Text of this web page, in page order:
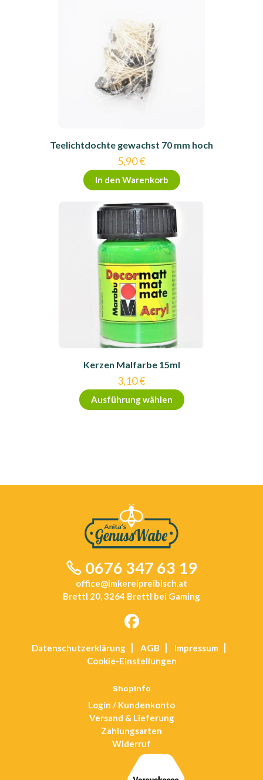
Teelichtdochte gewachst 70 mm hoch
5,90€
In den Warenkorb
Kerzen Malfarbe 15ml
3,10€
Ausführung wählen
Dieses
Produkt
Produktseite
0676 347 63 19
office@imkereipreibisch.at
Brettl 20, 3264 Brettl bei Gaming
a
tab
Datenschutz­erklärung AGB
Impressum
Cookie-Einstellungen
Shopinfo
Login / Kundenkonto
Versand & Lieferung
Zahlungsarten
Widerruf